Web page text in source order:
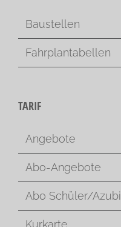
Baustellen
Fahrplantabellen
TARIF
Angebote
Abo-Angebote
Abo Schüler/Azubi
Kurkarte